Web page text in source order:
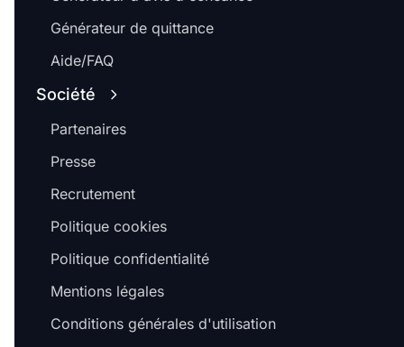
Générateur de quittance
Aide/FAQ
Société
Partenaires
Presse
Recrutement
Politique cookies
Politique confidentialité
Mentions légales
Conditions générales d'utilisation